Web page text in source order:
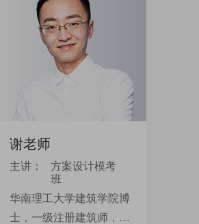
谢老师
主讲：
方案设计模考
班
华南理工大学建筑学院博
士，一级注册建筑师，两